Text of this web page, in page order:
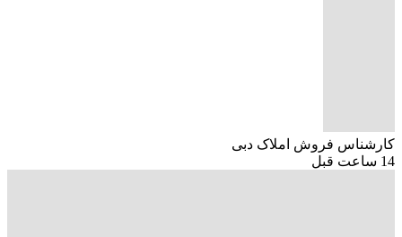
کارشناس فروش املاک دبی
14 ساعت قبل